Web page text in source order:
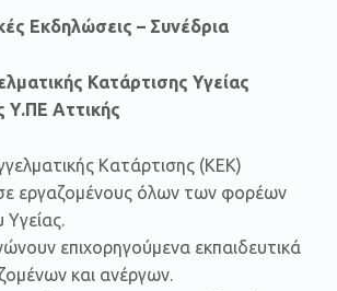
Εκδηλώσεις – Συνέδρια
Κατάρτισης Υγείας
Υ.ΠΕ Αττικής
Κατάρτισης (ΚΕΚ)
εργαζομένους όλων των φορέων
Υγείας.
επιχορηγούμενα εκπαιδευτικά
και ανέργων.